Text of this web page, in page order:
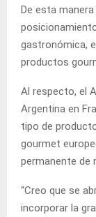
De esta
gastronómica,
productos
Al respecto, el
Argentina en
tipo de
gourmet
permanente de
“Creo que se
incorporar la